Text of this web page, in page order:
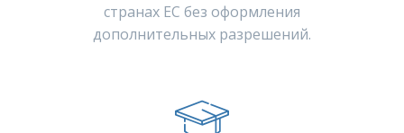
странах ЕС без оформления
дополнительных разрешений.